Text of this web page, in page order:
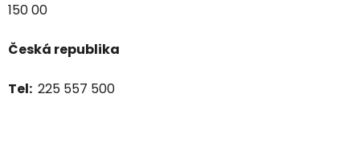
150 00
Česká republika
Tel: 225 557 500